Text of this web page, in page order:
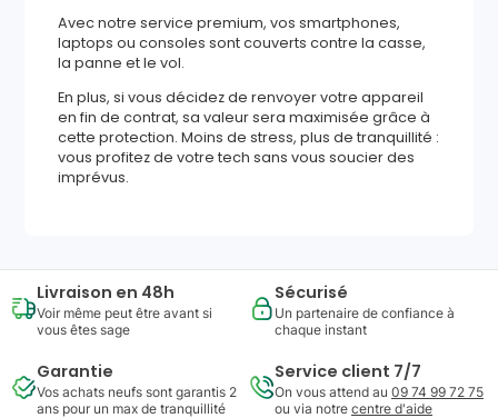
Avec notre service premium, vos smartphones,
laptops ou consoles sont couverts contre la casse,
la panne et le vol.
En plus, si vous décidez de renvoyer votre appareil
en fin de contrat, sa valeur sera maximisée grâce à
cette protection. Moins de stress, plus de tranquillité :
vous profitez de votre tech sans vous soucier des
imprévus.
Livraison en 48h
Voir même peut être avant si
vous êtes sage
Sécurisé
Un partenaire de confiance à
chaque instant
Garantie
Vos achats neufs sont garantis 2
ans pour un max de tranquillité
Service client 7/7
On vous attend au 09 74 99 72 75
ou via notre centre d'aide